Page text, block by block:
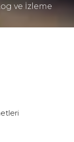
ve İzleme